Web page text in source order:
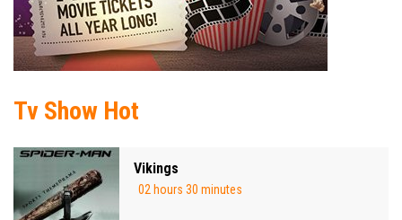
Tv Show Hot
Vikings
02 hours 30 minutes